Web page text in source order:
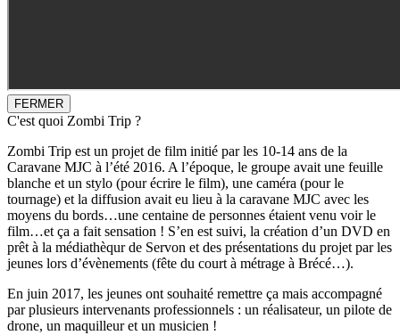
FERMER
C'est quoi Zombi Trip ?
Zombi Trip est un projet de film initié par les 10-14 ans de la
Caravane MJC à l’été 2016. A l’époque, le groupe avait une feuille
blanche et un stylo (pour écrire le film), une caméra (pour le
tournage) et la diffusion avait eu lieu à la caravane MJC avec les
moyens du bords…une centaine de personnes étaient venu voir le
film…et ça a fait sensation ! S’en est suivi, la création d’un DVD en
prêt à la médiathèqur de Servon et des présentations du projet par les
jeunes lors d’évènements (fête du court à métrage à Brécé…).
En juin 2017, les jeunes ont souhaité remettre ça mais accompagné
par plusieurs intervenants professionnels : un réalisateur, un pilote de
drone, un maquilleur et un musicien !